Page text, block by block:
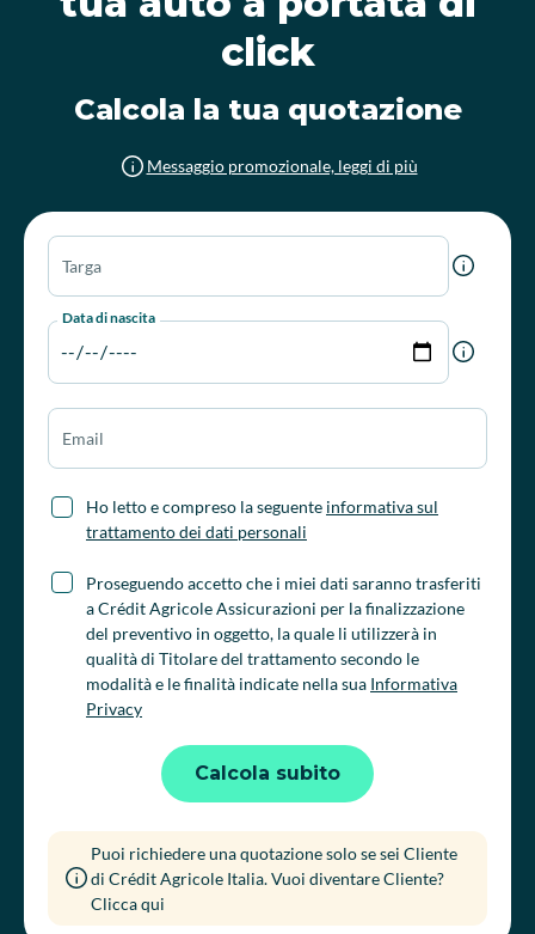
click
Calcola la tua quotazione
Messaggio promozionale, leggi di più
Targa
Data di nascita
Email
Ho letto e compreso la seguente informativa sul
trattamento dei dati personali
Proseguendo accetto che i miei dati saranno trasferiti
a Crédit Agricole Assicurazioni per la finalizzazione
del preventivo in oggetto, la quale li utilizzerà in
qualità di Titolare del trattamento secondo le
modalità e le finalità indicate nella sua Informativa
Privacy
Calcola subito
Puoi richiedere una quotazione solo se sei Cliente
di Crédit Agricole Italia. Vuoi diventare Cliente?
Clicca qui